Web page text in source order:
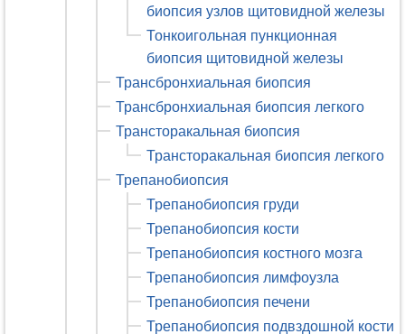
биопсия узлов щитовидной железы
Тонкоигольная пункционная
биопсия щитовидной железы
Трансбронхиальная биопсия
Трансбронхиальная биопсия легкого
Трансторакальная биопсия
Трансторакальная биопсия легкого
Трепанобиопсия
Трепанобиопсия груди
Трепанобиопсия кости
Трепанобиопсия костного мозга
Трепанобиопсия лимфоузла
Трепанобиопсия печени
Трепанобиопсия подвздошной кости